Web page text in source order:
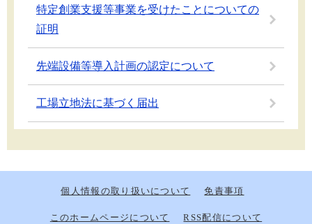
特定創業支援等事業を受けたことについての
証明
先端設備等導入計画の認定について
工場立地法に基づく届出
個人情報の取り扱いについて 免責事項
このホームページについて RSS配信について